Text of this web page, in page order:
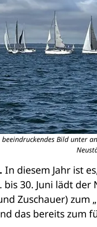
Bild unter
In diesem Jahr ist
30. Juni lädt der
Zuschauer) zum
das bereits zum